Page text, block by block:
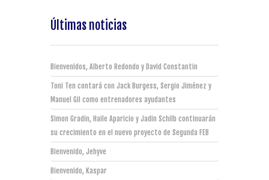
Últimas noticias
Bienvenidos, Alberto Redondo y David Constantin
Toni Ten contará con Jack Burgess, Sergio Jiménez y
Manuel Gil como entrenadores ayudantes
Simon Gradin, Haile Aparicio y Jadin Schilb continuarán
su crecimiento en el nuevo proyecto de Segunda FEB
Bienvenido, Jehyve
Bienvenido, Kaspar